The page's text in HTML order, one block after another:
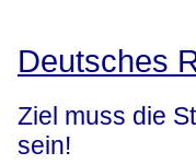
Deutsches
Ziel muss die
sein!